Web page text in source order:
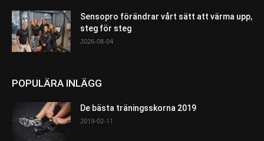
Sensopro förändrar vårt sätt att värma upp,
steg för steg
2026-08-04
POPULÄRA INLÄGG
De bästa träningsskorna 2019
2019-02-11